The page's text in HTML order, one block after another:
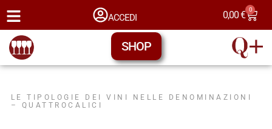
ACCEDI 0,00€ 0
SHOP
LE TIPOLOGIE DEI VINI NELLE DENOMINAZIONI
– QUATTROCALICI